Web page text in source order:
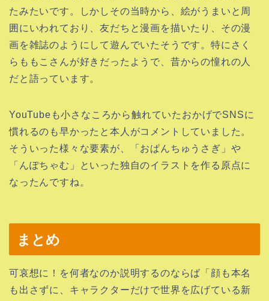
たみたいです。しかしその当時から、絵がうまいと周
囲にいわれており、友だちと漫画を描いたり、その漫
画を雑誌のようにして遊んでいたそうです。特にさく
らももこさんが好きだったようで、昔からの憧れの人
だと語っています。
YouTubeも小さなころから触れていたおかげでSNSに
慣れるのも早かったと本人がコメントしていました。
そういった様々な要素が、「おぱんちゅうさぎ」や
「んぽちゃむ」といった独自のイラストを作る原点に
なったんですね。
まとめ
可哀想に！を何者なのか説明するのならば「顔も本名
も出さずに、キャラクターだけで世界を広げている新